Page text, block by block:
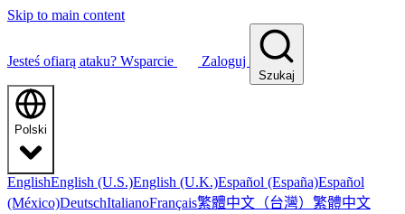
Skip to main content
Jesteś ofiarą ataku? Wsparcie Zaloguj
Szukaj
Polski
EnglishEnglish (U.S.)English (U.K.)Español (España)Español
(México)DeutschItalianoFrançais繁體中文（台灣） 繁體中文